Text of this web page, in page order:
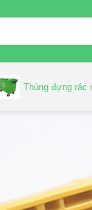
Thùng đựng rác